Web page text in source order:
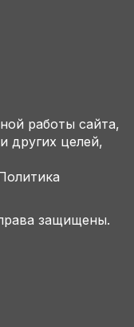
работы сайта,
других целей,
защищены.